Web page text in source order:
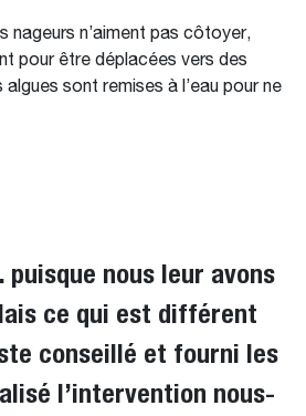
nageurs n’aiment pas côtoyer,
pour être déplacées vers des
sont remises à l’eau pour ne
puisque nous leur avons
ce qui est différent
conseillé et fourni les
l’intervention nous-